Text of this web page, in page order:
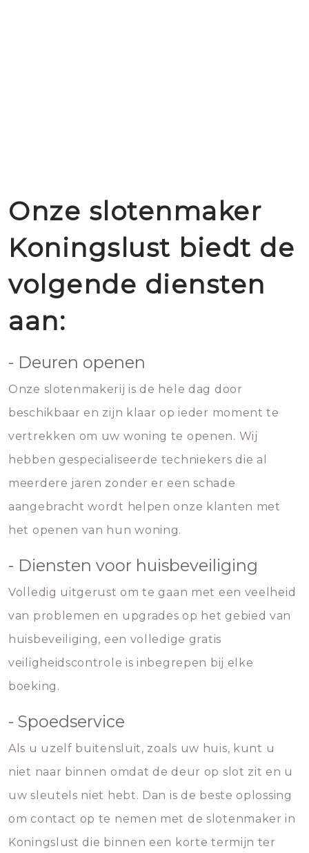
Onze slotenmaker
Koningslust biedt de
volgende diensten
aan:
- Deuren openen
Onze slotenmakerij is de hele dag door
beschikbaar en zijn klaar op ieder moment te
vertrekken om uw woning te openen. Wij
hebben gespecialiseerde techniekers die al
meerdere jaren zonder er een schade
aangebracht wordt helpen onze klanten met
het openen van hun woning.
- Diensten voor huisbeveiliging
Volledig uitgerust om te gaan met een veelheid
van problemen en upgrades op het gebied van
huisbeveiliging, een volledige gratis
veiligheidscontrole is inbegrepen bij elke
boeking.
- Spoedservice
Als u uzelf buitensluit, zoals uw huis, kunt u
niet naar binnen omdat de deur op slot zit en u
uw sleutels niet hebt. Dan is de beste oplossing
om contact op te nemen met de slotenmaker in
Koningslust die binnen een korte termijn ter